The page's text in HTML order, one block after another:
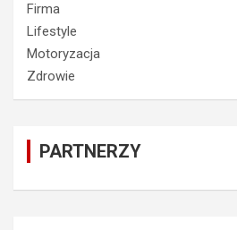
Firma
Lifestyle
Motoryzacja
Zdrowie
PARTNERZY